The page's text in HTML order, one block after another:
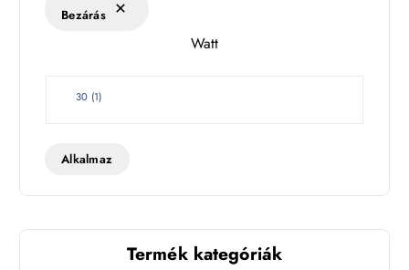
Bezárás
Watt
W
t
30 (1)
Alkalmaz
Termék kategóriák